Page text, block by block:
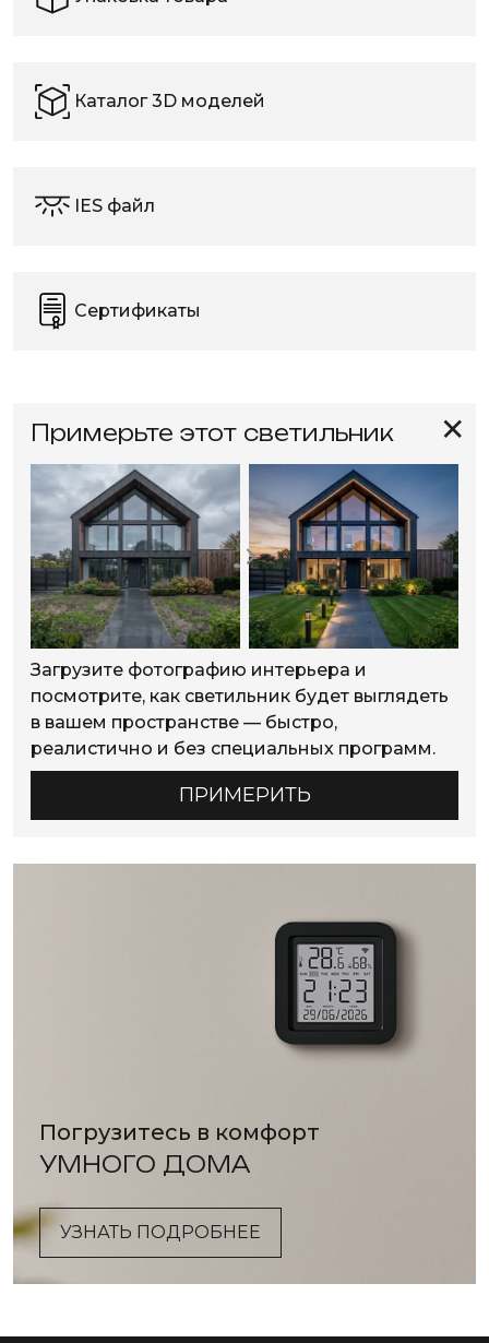
Каталог 3D моделей
IES файл
Сертификаты
✕
Примерьте этот светильник
Загрузите фотографию интерьера и
посмотрите, как светильник будет выглядеть
в вашем пространстве — быстро,
реалистично и без специальных программ.
ПРИМЕРИТЬ
Погрузитесь в комфорт
УМНОГО ДОМА
УЗНАТЬ ПОДРОБНЕЕ